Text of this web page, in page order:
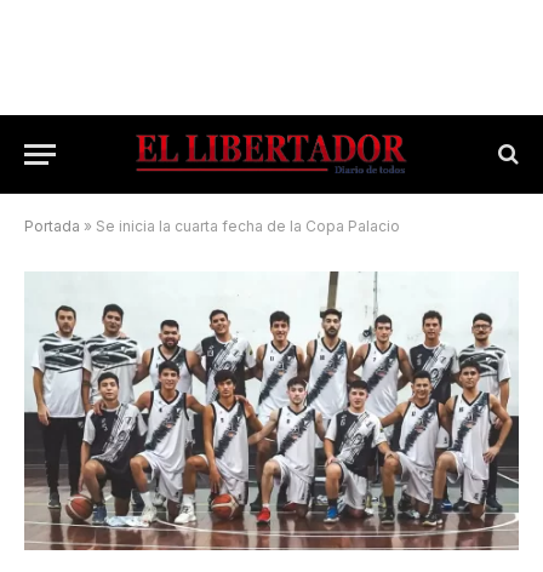
Portada » Se inicia la cuarta fecha de la Copa Palacio